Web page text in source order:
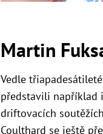
Martin
Vedle
představili například
driftovacích
Coulthard se ještě